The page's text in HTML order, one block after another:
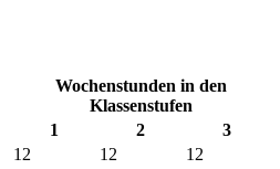
Wochenstunden in den
Klassenstufen
1
2
3
12 12 12